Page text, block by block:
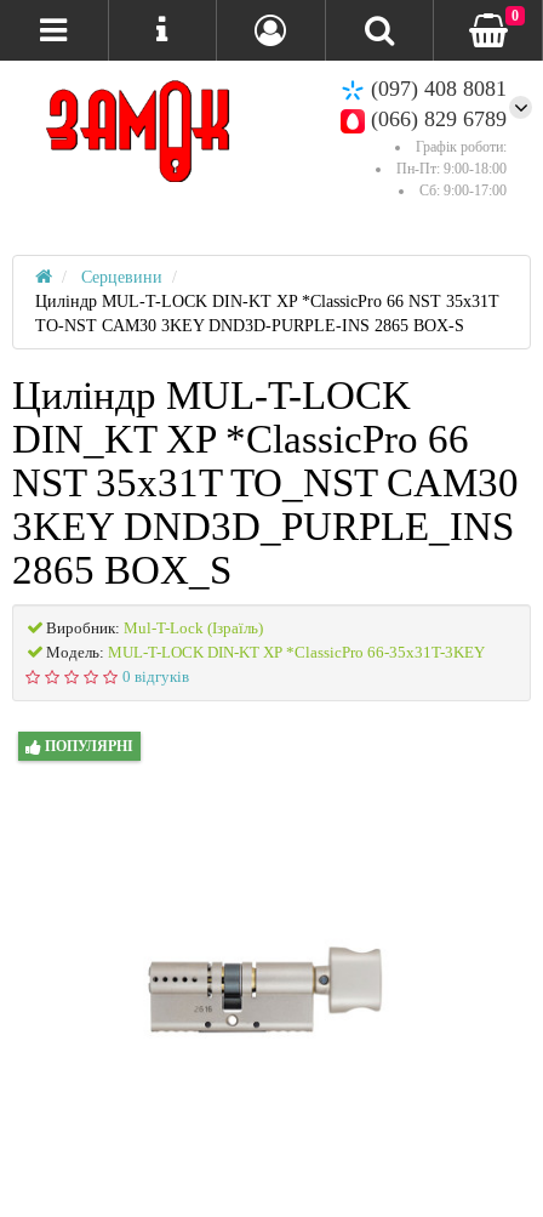
(097) 408 8081
(066) 829 6789
Графік роботи:
Пн-Пт: 9:00-18:00
Сб: 9:00-17:00
0
Серцевини
Циліндр MUL-T-LOCK DIN-KT XP *ClassicPro 66 NST 35x31T
TO-NST CAM30 3KEY DND3D-PURPLE-INS 2865 BOX-S
Циліндр MUL-T-LOCK
DIN_KT XP *ClassicPro 66
NST 35x31T TO_NST CAM30
3KEY DND3D_PURPLE_INS
2865 BOX_S
Виробник: Mul-T-Lock (Ізраїль)
Модель: MUL-T-LOCK DIN-KT XP *ClassicPro 66-35x31T-3KEY
0 відгуків
ПОПУЛЯРНІ